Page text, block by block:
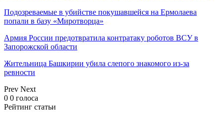
Подозреваемые в убийстве покушавшейся на Ермолаева
попали в базу «Миротворца»
Армия России предотвратила контратаку роботов ВСУ в
Запорожской области
Жительница Башкирии убила слепого знакомого из-за
ревности
Prev Next
0 0 голоса
Рейтинг статьи